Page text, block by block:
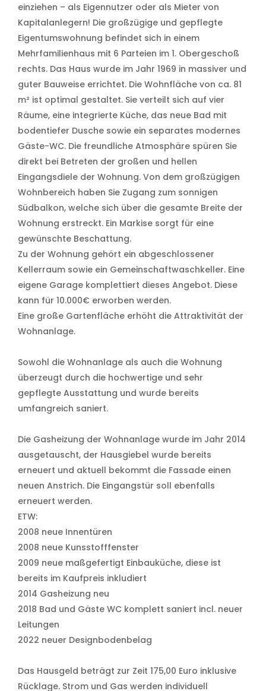
einziehen – als Eigennutzer oder als Mieter von
Kapitalanlegern! Die großzügige und gepflegte
Eigentumswohnung befindet sich in einem
Mehrfamilienhaus mit 6 Parteien im 1. Obergeschoß
rechts. Das Haus wurde im Jahr 1969 in massiver und
guter Bauweise errichtet. Die Wohnfläche von ca. 81
m² ist optimal gestaltet. Sie verteilt sich auf vier
Räume, eine integrierte Küche, das neue Bad mit
bodentiefer Dusche sowie ein separates modernes
Gäste-WC. Die freundliche Atmosphäre spüren Sie
direkt bei Betreten der großen und hellen
Eingangsdiele der Wohnung. Von dem großzügigen
Wohnbereich haben Sie Zugang zum sonnigen
Südbalkon, welche sich über die gesamte Breite der
Wohnung erstreckt. Ein Markise sorgt für eine
gewünschte Beschattung.
Zu der Wohnung gehört ein abgeschlossener
Kellerraum sowie ein Gemeinschaftwaschkeller. Eine
eigene Garage komplettiert dieses Angebot. Diese
kann für 10.000€ erworben werden.
Eine große Gartenfläche erhöht die Attraktivität der
Wohnanlage.
Sowohl die Wohnanlage als auch die Wohnung
überzeugt durch die hochwertige und sehr
gepflegte Ausstattung und wurde bereits
umfangreich saniert.
Die Gasheizung der Wohnanlage wurde im Jahr 2014
ausgetauscht, der Hausgiebel wurde bereits
erneuert und aktuell bekommt die Fassade einen
neuen Anstrich. Die Eingangstür soll ebenfalls
erneuert werden.
ETW:
2008 neue Innentüren
2008 neue Kunsstofffenster
2009 neue maßgefertigt Einbauküche, diese ist
bereits im Kaufpreis inkludiert
2014 Gasheizung neu
2018 Bad und Gäste WC komplett saniert incl. neuer
Leitungen
2022 neuer Designbodenbelag
Das Hausgeld beträgt zur Zeit 175,00 Euro inklusive
Rücklage. Strom und Gas werden individuell